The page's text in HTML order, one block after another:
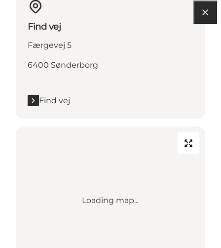
Find vej
Færgevej 5
6400 Sønderborg
Find vej
Loading map...